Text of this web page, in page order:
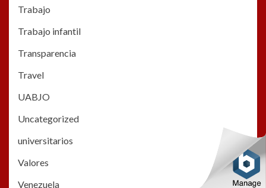
Trabajo
Trabajo infantil
Transparencia
Travel
UABJO
Uncategorized
universitarios
Valores
Venezuela